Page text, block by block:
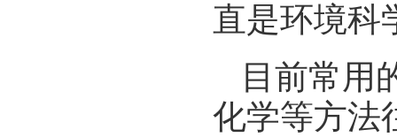
直是环境科
目前常用
化学等方法